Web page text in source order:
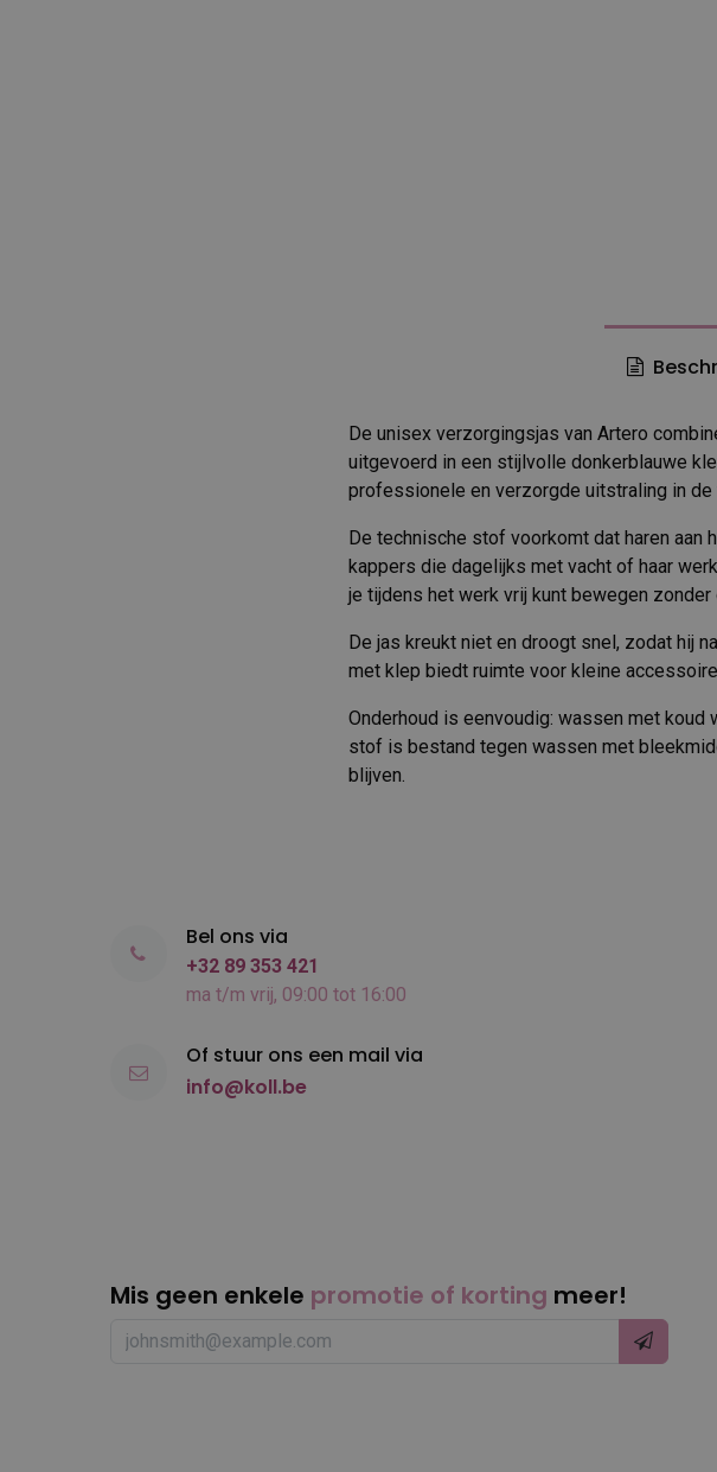
De unisex verzorgingsjas van Artero
uitgevoerd in een stijlvolle donkerblauwe
professionele en verzorgde uitstraling in de
De technische stof voorkomt dat haren
kappers die dagelijks met vacht of haar
je tijdens het werk vrij kunt bewegen zonder
De jas kreukt niet en droogt snel, zodat hij
met klep biedt ruimte voor kleine
Onderhoud is eenvoudig: wassen met koud
stof is bestand tegen wassen met
blijven.
Mis geen enkele promotie of korting meer!
Bel ons via
+32 89 353 421
ma t/m vrij, 09:00 tot 16:00
Of stuur ons een mail via
info@koll.be